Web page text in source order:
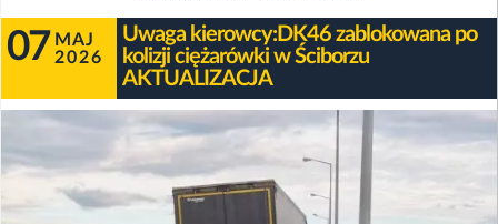
07 MAJ
2026
Uwaga kierowcy:DK46 zablokowana po
kolizji ciężarówki w Ściborzu
AKTUALIZACJA